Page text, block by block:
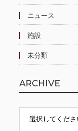
ニュース
施設
未分類
ARCHIVE